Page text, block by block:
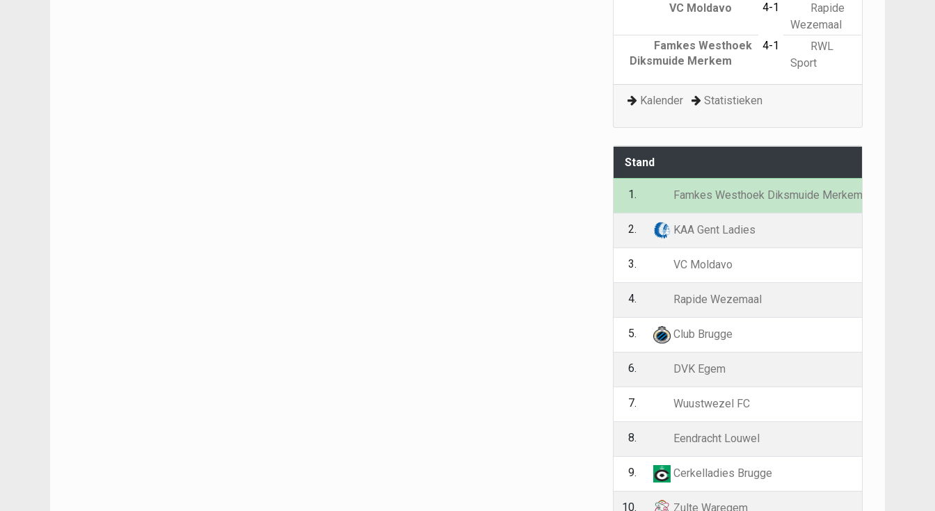
VC Moldavo
4-1
Rapide
Wezemaal
Famkes Westhoek
Diksmuide Merkem
4-1
RWL
Sport
Kalender Statistieken
Stand
1. Famkes Westhoek Diksmuide Merkem
2. KAA Gent Ladies
3. VC Moldavo
4. Rapide Wezemaal
5. Club Brugge
6. DVK Egem
7. Wuustwezel FC
8. Eendracht Louwel
9. Cerkelladies Brugge
10. Zulte Waregem